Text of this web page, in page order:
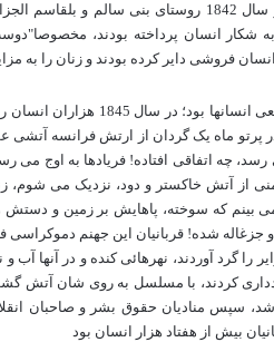
بودند که در سال 1842 روستای بنی سالم و
شکار انسان پرداخته بودند،
فروشی دایر کرده بودند و زنان را به
برترین ابداع فرانسویان
ماه یک گردان از ارتش فرانسه آتشی
چه اتفاقی افتاده! فریادها به اوج
آتش خاکستر و دود، نزدیک می شوم،
که سوخته، پاهایش بر زمین و دستش
گرد آوردند، نهرهائی کنده و در آنها آب
کردند، با مسلسل به روی شان آتش
شد، سپس منادیان حقوق بشر و صاحبان
بیش از هفتاد هزار انسان بود